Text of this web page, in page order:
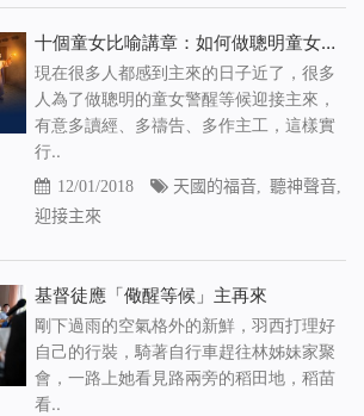
十個童女比喻講章：如何做聰明童女認出神的聲音
現在很多人都感到主來的日子近了，很多
人為了做聰明的童女警醒等候迎接主來，
有意多讀經、多禱告、多作主工，這樣實
行..
12/01/2018 天國的福音, 聽神聲音,
迎接主來
基督徒應「儆醒等候」主再來
剛下過雨的空氣格外的新鮮，羽西打理好
自己的行裝，騎著自行車趕往林姊妹家聚
會，一路上她看見路兩旁的稻田地，稻苗
看..